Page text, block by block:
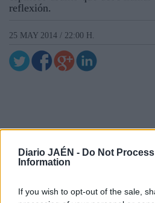
Diario JAÉN - Do Not
Information
If you wish to opt-out of the sale,
reflexión.
25 MAY 2014 / 22:00 H.